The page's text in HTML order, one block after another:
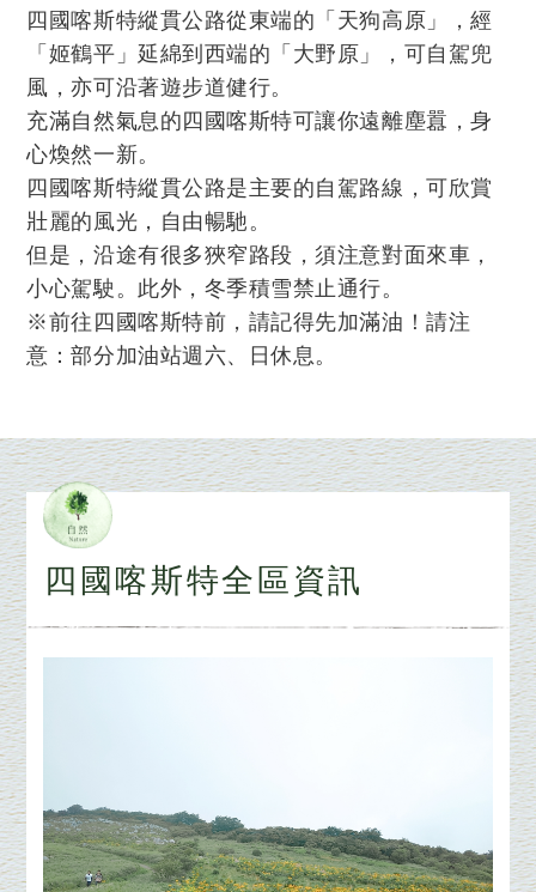
四國喀斯特縱貫公路從東端的「天狗高原」，經
「姬鶴平」延綿到西端的「大野原」，可自駕兜
風，亦可沿著遊步道健行。
充滿自然氣息的四國喀斯特可讓你遠離塵囂，身
心煥然一新。
四國喀斯特縱貫公路是主要的自駕路線，可欣賞
壯麗的風光，自由暢馳。
但是，沿途有很多狹窄路段，須注意對面來車，
小心駕駛。此外，冬季積雪禁止通行。
※前往四國喀斯特前，請記得先加滿油！請注
意：部分加油站週六、日休息。
四國喀斯特全區資訊